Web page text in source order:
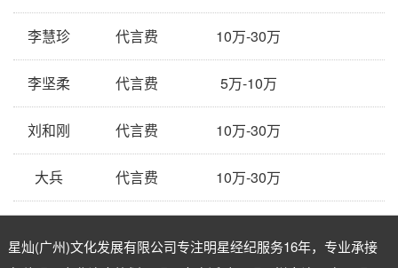
李慧珍 代言费 10万-30万
李坚柔 代言费 5万-10万
刘和刚 代言费 10万-30万
大兵 代言费 10万-30万
星灿(广州)文化发展有限公司专注明星经纪服务16年，专业承接